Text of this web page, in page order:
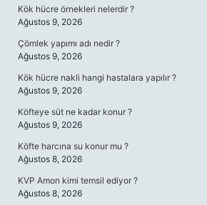
Kök hücre örnekleri nelerdir ?
Ağustos 9, 2026
Çömlek yapımı adı nedir ?
Ağustos 9, 2026
Kök hücre nakli hangi hastalara yapılır ?
Ağustos 9, 2026
Köfteye süt ne kadar konur ?
Ağustos 9, 2026
Köfte harcına su konur mu ?
Ağustos 8, 2026
KVP Amon kimi temsil ediyor ?
Ağustos 8, 2026